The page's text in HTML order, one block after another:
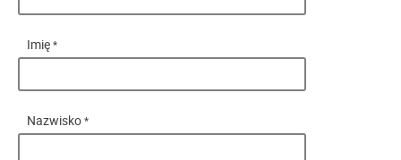
Imię*
Nazwisko*